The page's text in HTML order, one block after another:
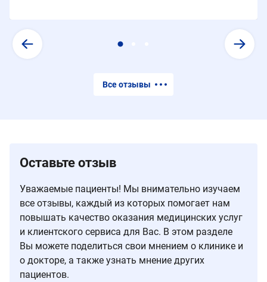
Все отзывы
Оставьте отзыв
Уважаемые пациенты! Мы внимательно изучаем
все отзывы, каждый из которых помогает нам
повышать качество оказания медицинских услуг
и клиентского сервиса для Вас. В этом разделе
Вы можете поделиться свои мнением о клинике и
о докторе, а также узнать мнение других
пациентов.